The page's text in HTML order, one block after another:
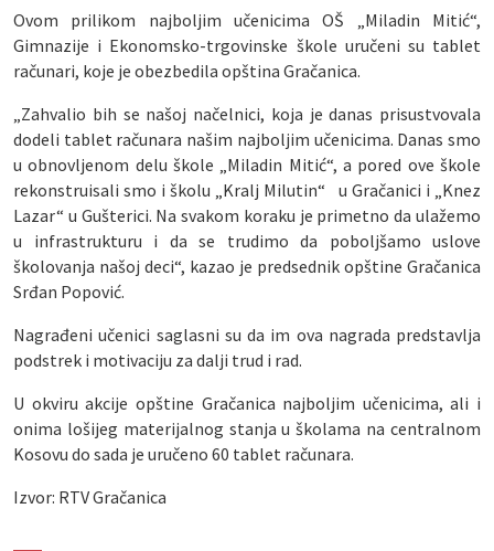
Ovom prilikom najboljim učenicima OŠ „Miladin Mitić“,
Gimnazije i Ekonomsko-trgovinske škole uručeni su tablet
računari, koje je obezbedila opština Gračanica.
„Zahvalio bih se našoj načelnici, koja je danas prisustvovala
dodeli tablet računara našim najboljim učenicima. Danas smo
u obnovljenom delu škole „Miladin Mitić“, a pored ove škole
rekonstruisali smo i školu „Kralj Milutin“ u Gračanici i „Knez
Lazar“ u Gušterici. Na svakom koraku je primetno da ulažemo
u infrastrukturu i da se trudimo da poboljšamo uslove
školovanja našoj deci“, kazao je predsednik opštine Gračanica
Srđan Popović.
Nagrađeni učenici saglasni su da im ova nagrada predstavlja
podstrek i motivaciju za dalji trud i rad.
U okviru akcije opštine Gračanica najboljim učenicima, ali i
onima lošijeg materijalnog stanja u školama na centralnom
Kosovu do sada je uručeno 60 tablet računara.
Izvor: RTV Gračanica